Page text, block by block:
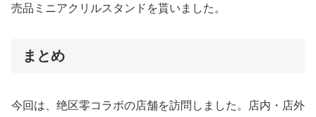
売品ミニアクリルスタンドを貰いました。
まとめ
今回は、绝区零コラボの店舗を訪問しました。店内・店外